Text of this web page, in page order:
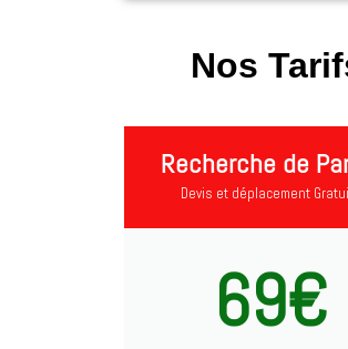
Nos
Recherche de
Devis et déplacement
69€